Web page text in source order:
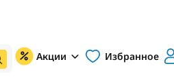
Акции Избранное